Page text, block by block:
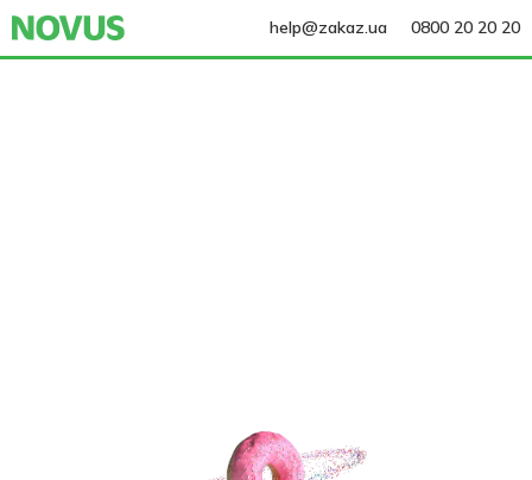
help@zakaz.ua 0800 20 20 20